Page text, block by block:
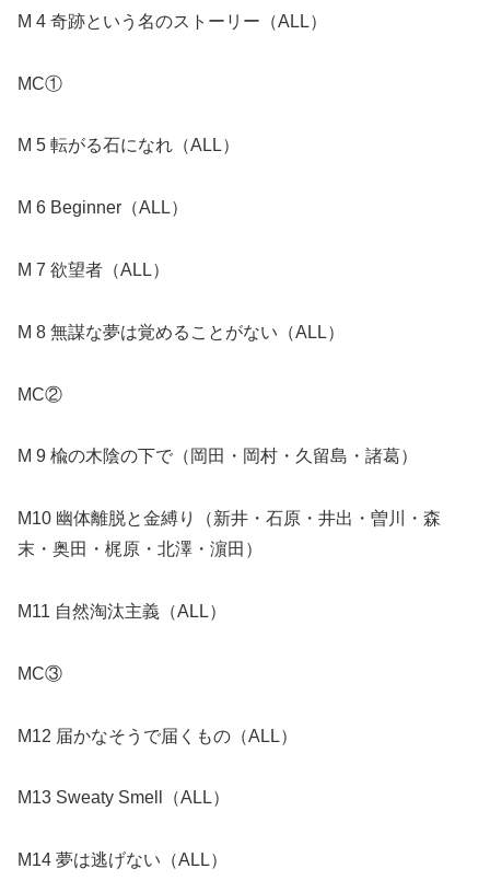
M 4 奇跡という名のストーリー（ALL）
MC①
M 5 転がる石になれ（ALL）
M 6 Beginner（ALL）
M 7 欲望者（ALL）
M 8 無謀な夢は覚めることがない（ALL）
MC②
M 9 楡の木陰の下で（岡田・岡村・久留島・諸葛）
M10 幽体離脱と金縛り（新井・石原・井出・曽川・森
末・奥田・梶原・北澤・濵田）
M11 自然淘汰主義（ALL）
MC③
M12 届かなそうで届くもの（ALL）
M13 Sweaty Smell（ALL）
M14 夢は逃げない（ALL）